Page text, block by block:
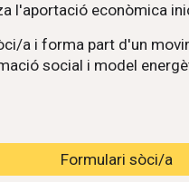
l'aportació econòmica
a i forma part d'un
social i model
Formulari sòci/a